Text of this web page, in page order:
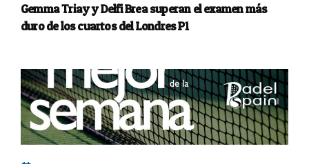
Gemma Triay y Delfi Brea superan el examen más
duro de los cuartos del Londres P1